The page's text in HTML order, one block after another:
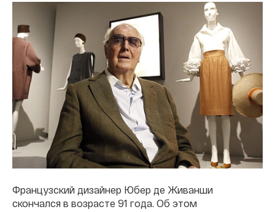
Французский дизайнер Юбер де Живанши
скончался в возрасте 91 года. Об этом